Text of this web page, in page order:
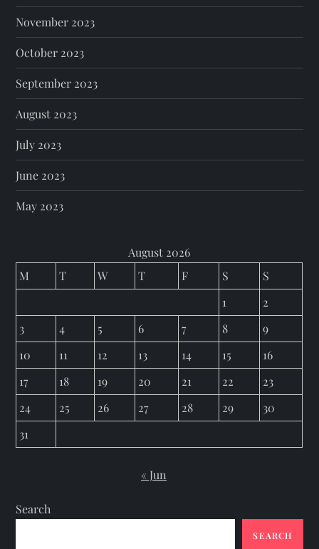
November 2023
October 2023
September 2023
August 2023
July 2023
June 2023
May 2023
August 2026
M
T W T F S
S
1
2
3
4 5 6 7 8
9
10
11 12 13 14 15
16
17
18 19 20 21 22
23
24
25 26 27 28 29
30
31
« Jun
Search
SEARCH